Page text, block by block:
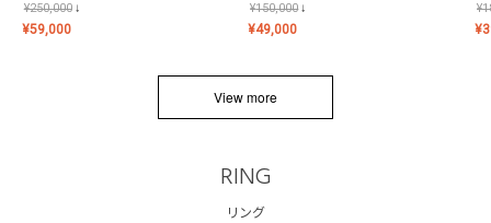
¥250,000↓
¥59,000
¥150,000↓
¥49,000
¥
¥
View more
RING
リング